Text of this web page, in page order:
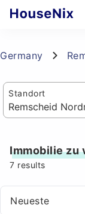
Germany
Standort
Immobilie zu
7 results
Neueste